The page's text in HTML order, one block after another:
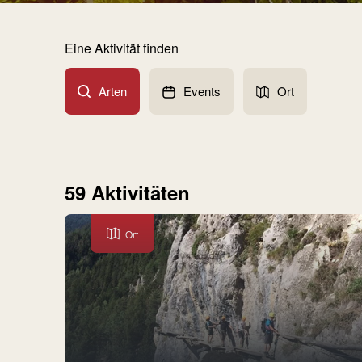
Eine Aktivität finden
Arten Events Ort
59 Aktivitäten
Ort